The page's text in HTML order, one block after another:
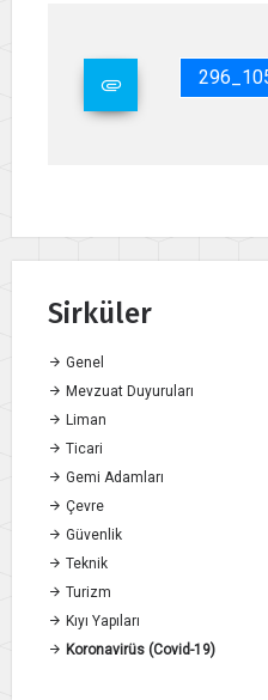
Sirküler
Genel
Mevzuat Duyuruları
Liman
Ticari
Gemi Adamları
Çevre
Güvenlik
Teknik
Turizm
Kıyı Yapıları
Koronavirüs (Covid-19)